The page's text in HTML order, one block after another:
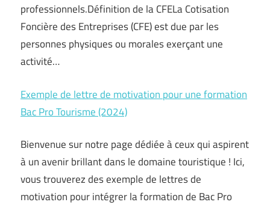
professionnels.Définition de la CFELa Cotisation
Foncière des Entreprises (CFE) est due par les
personnes physiques ou morales exerçant une
activité…
Exemple de lettre de motivation pour une formation
Bac Pro Tourisme (2024)
Bienvenue sur notre page dédiée à ceux qui aspirent
à un avenir brillant dans le domaine touristique ! Ici,
vous trouverez des exemple de lettres de
motivation pour intégrer la formation de Bac Pro